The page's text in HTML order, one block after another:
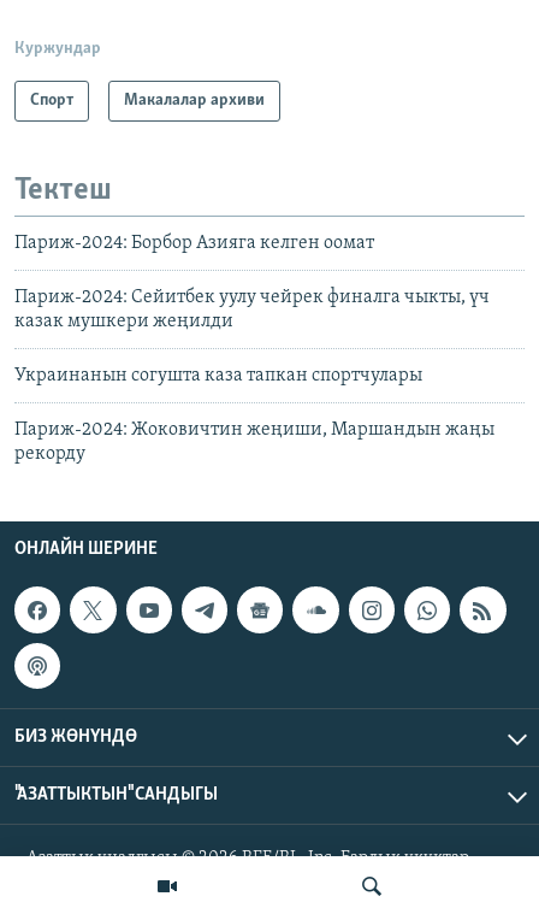
Куржундар
Спорт Макалалар архиви
Тектеш
Париж-2024: Борбор Азияга келген оомат
Париж-2024: Сейитбек уулу чейрек финалга чыкты, үч
казак мушкери жеңилди
Украинанын согушта каза тапкан спортчулары
Париж-2024: Жоковичтин жеңиши, Маршандын жаңы
рекорду
ОНЛАЙН ШЕРИНЕ
БИЗ ЖӨНҮНДӨ
"АЗАТТЫКТЫН" САНДЫГЫ
Азаттык үналгысы © 2026 RFE/RL, Inc. Бардык укуктар